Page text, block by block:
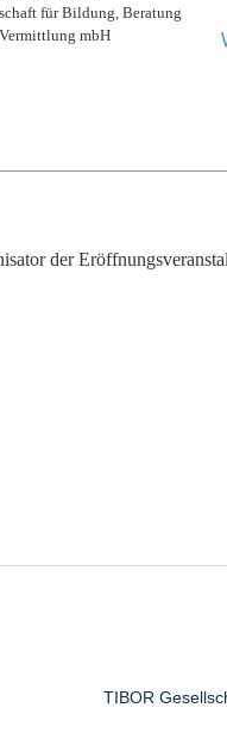
für Bildung, Beratung
mbH
der
TIBOR